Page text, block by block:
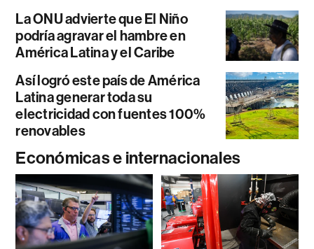
La ONU advierte que El Niño
podría agravar el hambre en
América Latina y el Caribe
Así logró este país de América
Latina generar toda su
electricidad con fuentes 100%
renovables
Económicas e internacionales